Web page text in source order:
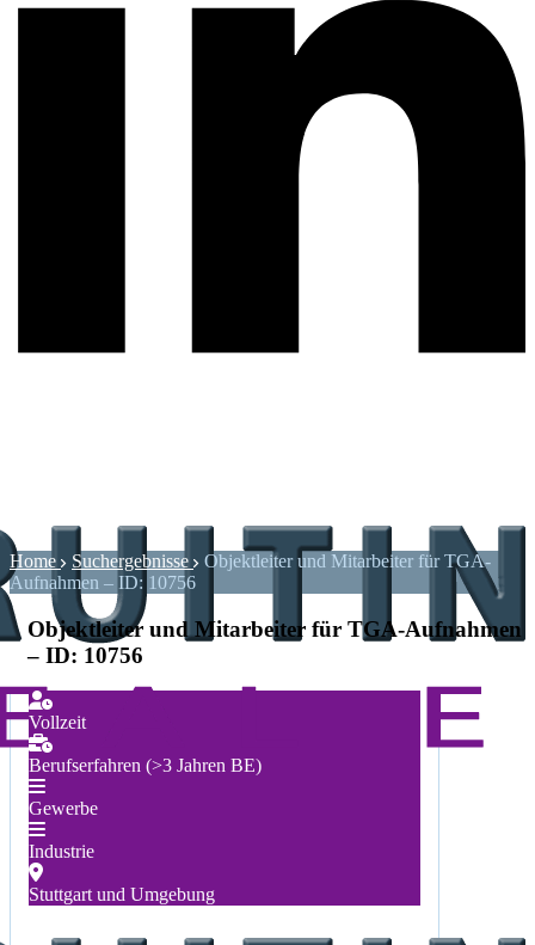
Home Suchergebnisse
Objektleiter und Mitarbeiter für TGA-
Aufnahmen – ID: 10756
Objektleiter und Mitarbeiter für TGA-Aufnahmen
– ID: 10756
Vollzeit
Berufserfahren (>3 Jahren BE)
Gewerbe
Industrie
Stuttgart und Umgebung